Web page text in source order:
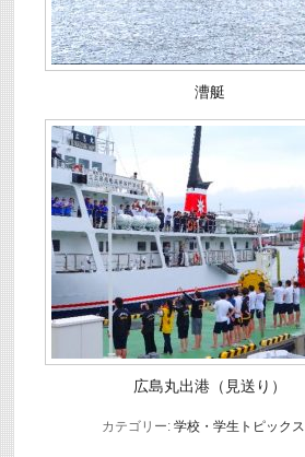
漕艇
広島丸出港（見送り）
カテゴリー:学校・学生トピックス